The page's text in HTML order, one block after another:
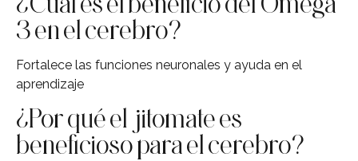
3 en el cerebro?
Fortalece las funciones neuronales y ayuda en el
aprendizaje
¿Por qué el jitomate es
beneficioso para el cerebro?